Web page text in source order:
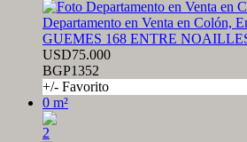
Departamento en Venta en Colón,
GUEMES 168 ENTRE
USD75.000
BGP1352
+/- Favorito
0 m²
2